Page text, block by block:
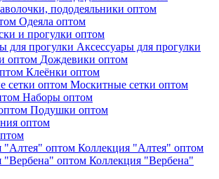
пододеяльники оптом
Одеяла оптом
и прогулки оптом
Аксессуары для прогулки
Дождевики оптом
Клеёнки оптом
Москитные сетки оптом
Наборы оптом
Подушки оптом
оптом
Коллекция "Алтея" оптом
Коллекция "Вербена"